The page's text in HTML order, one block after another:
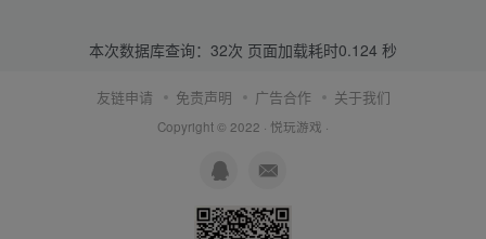
本次数据库查询：32次 页面加载耗时0.124 秒
友链申请 免责声明 广告合作 关于我们
Copyright © 2022 · 悦玩游戏 ·